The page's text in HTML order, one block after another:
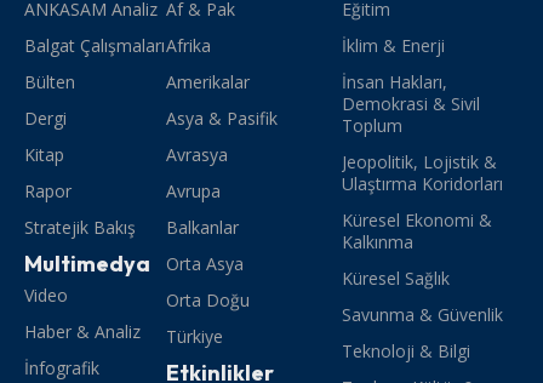
ANKASAM Analiz
Balgat Çalışmaları
Bülten
Dergi
Kitap
Rapor
Stratejik Bakış
Multimedya
Video
Haber & Analiz
İnfografik
Af & Pak
Afrika
Amerikalar
Asya & Pasifik
Avrasya
Avrupa
Balkanlar
Orta Asya
Orta Doğu
Türkiye
Etkinlikler
Eğitim
İklim & Enerji
İnsan Hakları,
Demokrasi & Sivil
Toplum
Jeopolitik, Lojistik &
Ulaştırma Koridorları
Küresel Ekonomi &
Kalkınma
Küresel Sağlık
Savunma & Güvenlik
Teknoloji & Bilgi